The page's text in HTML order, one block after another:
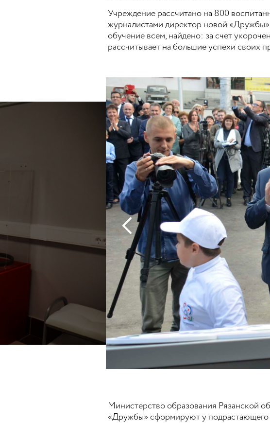
Учреждение рассчитано на 800
журналистами директор новой
обучение всем, найдено: за счет
рассчитывает на большие успехи своих
Министерство образования Рязанской
«Дружбы» сформируют у подрастающего